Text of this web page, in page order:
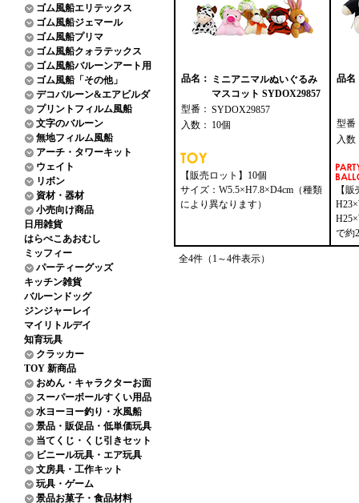
ゴム風船エリテックス
ゴム風船ジェマール
ゴム風船プリマ
ゴム風船クォラテックス
ゴム風船バルーンアート用
ゴム風船「その他」
デコバルーン&エアビルダ
プリントフィルム風船
文字のバルーン
無地フィルム風船
アーチ・タワーキット
ウェイト
リボン
資材・器材
小売向け商品
日用雑貨
はらぺこあおむし
ミッフィー
パーティーグッズ
キッチン雑貨
バルーンドッグ
ジンジャーレイ
マイリトルデイ
知育玩具
クラッカー
TOY 新商品
おめん・キャラクターお面
スーパーボールすくい用品
水ヨーヨー釣り・水風船
景品・販促品・低単価玩具
当てくじ・くじ引きセット
ビニール玩具・エア玩具
文房具・工作キット
玩具・ゲーム
景品お菓子・食品材料
品名：
ミニアニマルぬいぐるみ
マスコット SYDOX29857
型番： SYDOX29857
入数： 10個
【販売ロット】10個
サイズ：W5.5×H7.8×D4cm（種類
により異なります）
品名
型番
入数
【
で約
全4件（1～4件表示）